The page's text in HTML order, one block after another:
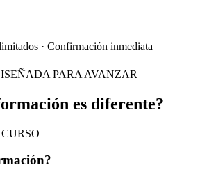
· Confirmación inmediata
PARA AVANZAR
es diferente?